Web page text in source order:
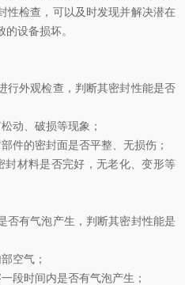
性检查，可以及时发现并解决潜在
设备损坏。
外观检查，判断其密封性能是否
、破损等现象；
的密封面是否平整、无损伤；
材料是否完好，无老化、变形等
有气泡产生，判断其密封性能是
空气；
时间内是否有气泡产生；